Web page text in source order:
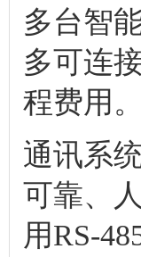
多台智
多可连
程费用。
通讯系
可靠、
用RS-